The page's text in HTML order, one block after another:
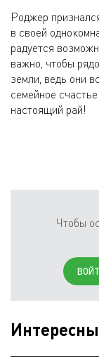
Роджер
в своей
радуется
важно, чтобы
земли, ведь они
семейное
настоящий рай!
Чтобы